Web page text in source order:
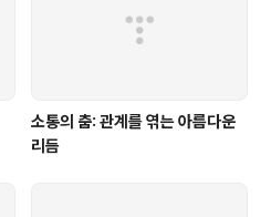
소통의 춤: 관계를 엮는 아름다운
리듬